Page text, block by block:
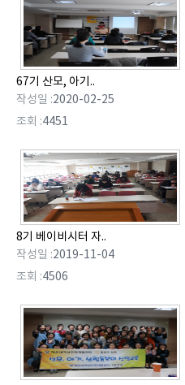
67기 산모, 아기..
작성일 :2020-02-25
조회 :4451
8기 베이비시터 자..
작성일 :2019-11-04
조회 :4506